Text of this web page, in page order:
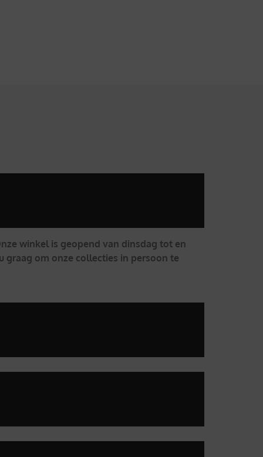
winkel is geopend van dinsdag tot en
graag om onze collecties in persoon te